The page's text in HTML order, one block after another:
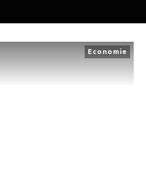
Economie